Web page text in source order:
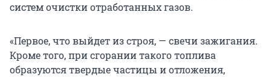
систем очистки отработанных газов.
«Первое, что выйдет из строя, — свечи зажигания.
Кроме того, при сгорании такого топлива
образуются твердые частицы и отложения,